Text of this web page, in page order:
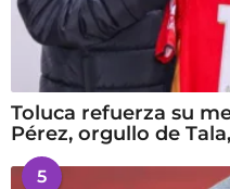
Toluca refuerza su
Pérez, orgullo de
5